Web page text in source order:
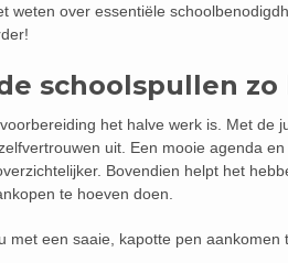
weten over essentiële
schoolspullen
het halve werk is. Met de
uit. Een mooie agenda
Bovendien helpt het
te hoeven doen.
met een saaie, kapotte pen aankomen